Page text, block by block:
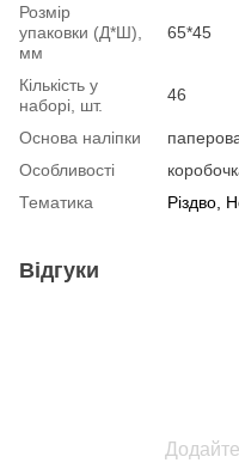
Розмір
упаковки (Д*Ш),
мм
65*45
Кількість у
наборі, шт.
46
Основа наліпки
Особливості
Тематика
Різдво,
Відгуки